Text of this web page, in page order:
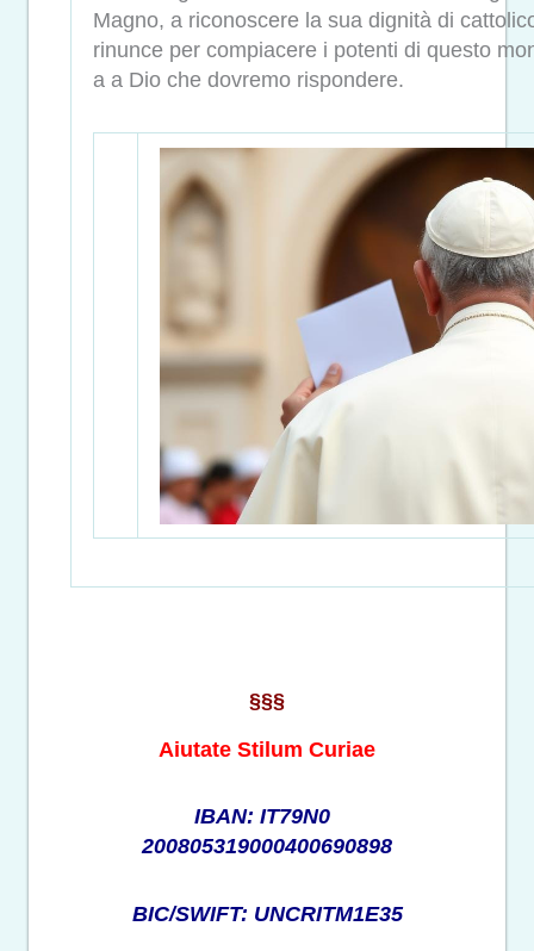
Magno, a riconoscere la sua dignità di
rinunce per compiacere i potenti di questo
a a Dio che dovremo rispondere.
§§§
Aiutate Stilum Curiae
IBAN: IT79N0
200805319000400690898
BIC/SWIFT: UNCRITM1E35